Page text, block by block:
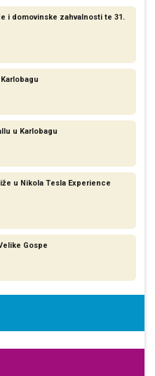
i domovinske zahvalnosti te 31.
u Karlobagu
u Nikola Tesla Experience
Gospe